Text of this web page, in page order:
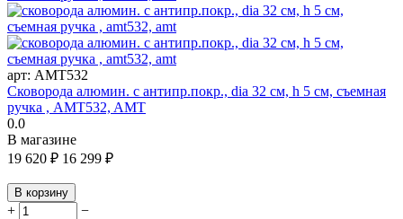
арт: AMT532
Сковорода алюмин. с антипр.покр., dia 32 см, h 5 см, съемная
ручка , AMT532, AMT
0.0
В магазине
19 620 ₽ 16 299 ₽
В корзину
+ −